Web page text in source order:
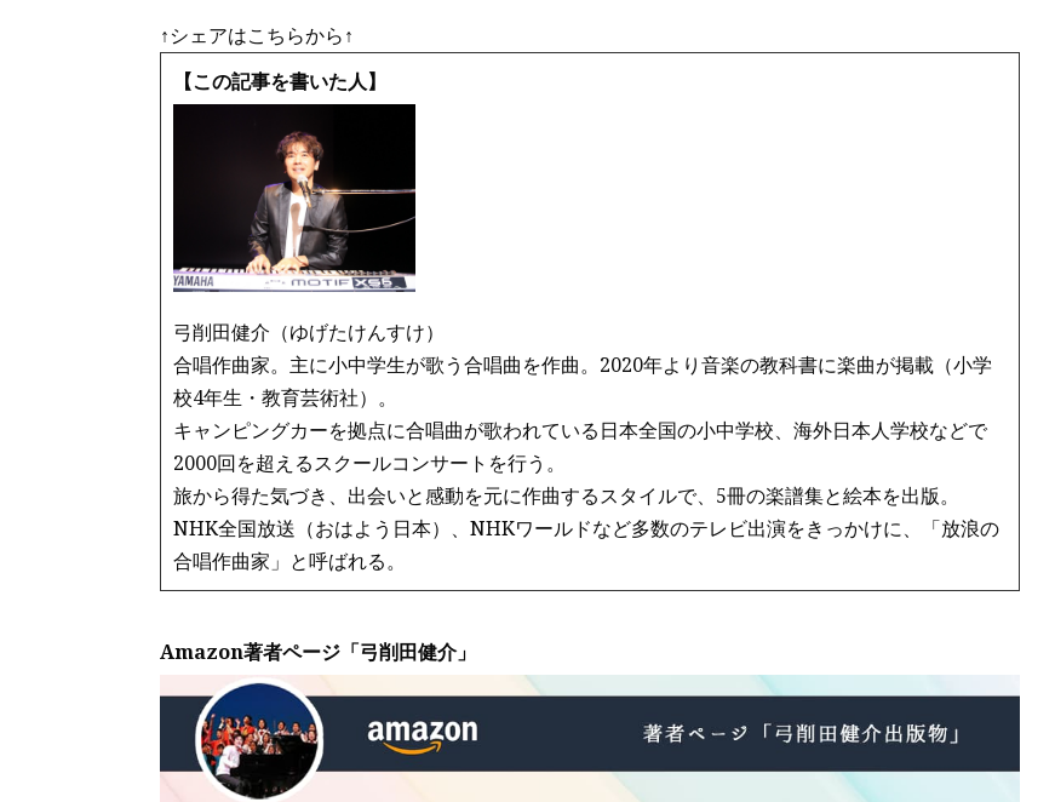
↑シェアはこちらから↑
【この記事を書いた人】
弓削田健介（ゆげたけんすけ）
合唱作曲家。主に小中学生が歌う合唱曲を作曲。2020年より音楽の教科書に楽曲が掲載（小学
校4年生・教育芸術社）。
キャンピングカーを拠点に合唱曲が歌われている日本全国の小中学校、海外日本人学校などで
2000回を超えるスクールコンサートを行う。
旅から得た気づき、出会いと感動を元に作曲するスタイルで、5冊の楽譜集と絵本を出版。
NHK全国放送（おはよう日本）、NHKワールドなど多数のテレビ出演をきっかけに、「放浪の
合唱作曲家」と呼ばれる。
Amazon著者ページ「弓削田健介」